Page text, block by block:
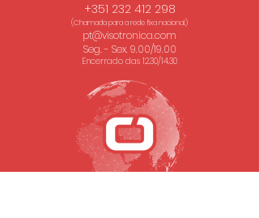
+351 232 412 298
(Chamada para a rede fixa nacional.)
pt@visotronica.com
Seg. - Sex. 9.00/19.00
Encerrado das 12.30/14.30